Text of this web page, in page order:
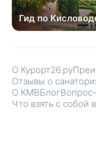
Гид по
О Курорт26.ру
Отзывы о
О КМВБлог
Что взять с собой